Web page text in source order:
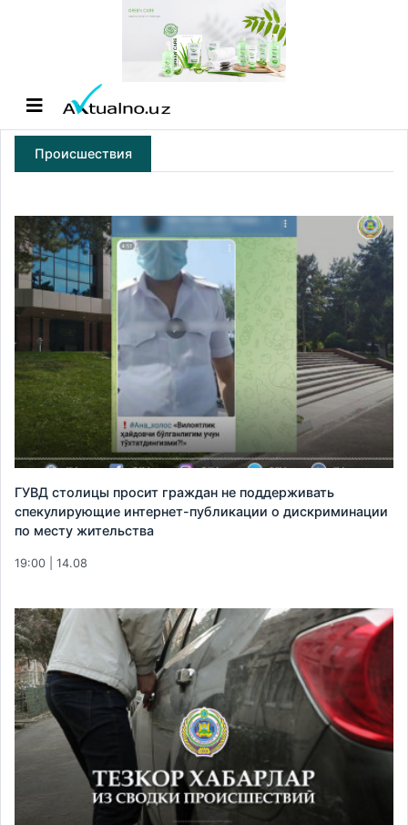
Происшествия
ГУВД столицы просит граждан не поддерживать
спекулирующие интернет-публикации о дискриминации
по месту жительства
19:00 | 14.08